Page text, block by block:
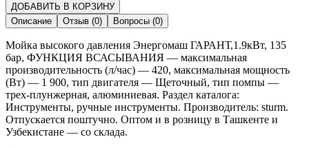
ДОБАВИТЬ В КОРЗИНУ
Описание
Отзыв (0) Вопросы (0)
Мойка высокого давления Энергомаш ГАРАНТ,1.9кВт, 135
бар, ФУНКЦИЯ ВСАСЫВАНИЯ — максимальная
производительность (л/час) — 420, максимальная мощность
(Вт) — 1 900, тип двигателя — Щеточный, тип помпы —
трех-плунжерная, алюминиевая. Раздел каталога:
Инструменты, ручные инструменты. Производитель: sturm.
Отпускается поштучно. Оптом и в розницу в Ташкенте и
Узбекистане — со склада.